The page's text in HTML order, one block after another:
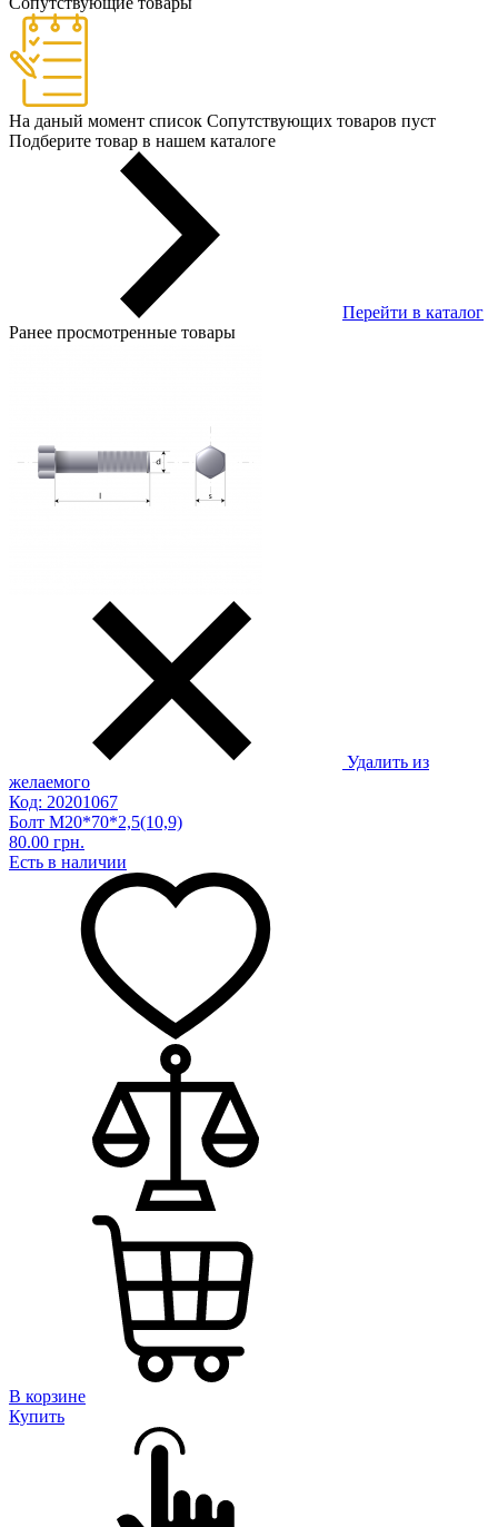
На даный момент список Сопутствующих товаров пуст
Подберите товар в нашем каталоге
Перейти в каталог
Ранее просмотренные товары
Удалить из
желаемого
Код: 20201067
Болт М20*70*2,5(10,9)
80.00 грн.
Есть в наличии
В корзине
Купить